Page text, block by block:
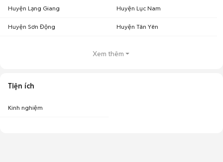
Huyện Lạng Giang Huyện Lục Nam
Huyện Sơn Động Huyện Tân Yên
Xem thêm
Tiện ích
Kinh nghiệm